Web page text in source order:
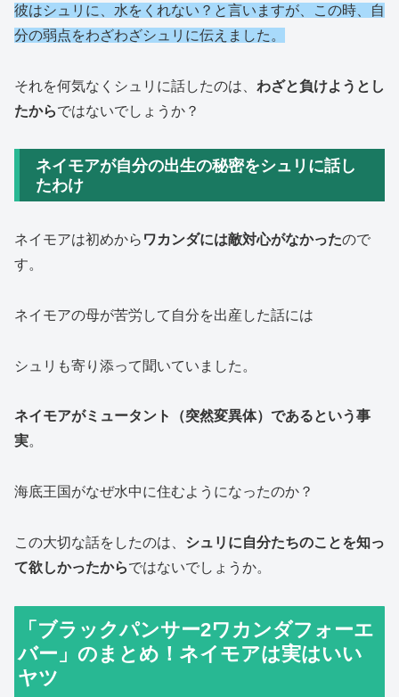
彼はシュリに、水をくれない？と言いますが、
この時、自
分の弱点をわざわざシュリに伝えました。
それを何気なくシュリに話したのは、 わざと負けようとし
たからではないでしょうか？
ネイモアが自分の出生の秘密をシュリに話し
たわけ
ネイモアは初めから ワカンダには敵対心がなかったので
す。
ネイモアの母が苦労して自分を出産した話には
シュリも寄り添って聞いていました。
ネイモアがミュータント（突然変異体）であるという事
実。
海底王国がなぜ水中に住むようになったのか？
この大切な話をしたのは、 シュリに自分たちのことを知っ
て欲しかったからではないでしょうか。
「ブラックパンサー2ワカンダフォーエ
バー」のまとめ！ネイモアは実はいい
ヤツ